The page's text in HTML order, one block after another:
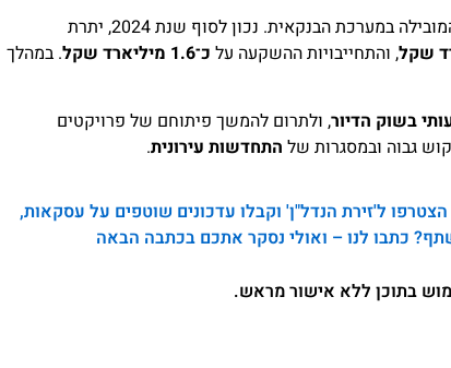
היא זרוע ההשקעות הריאליות הגדולה והמובילה במערכת הבנקאית. נכון לסוף שנת 2024, יתרת
, והתחייבויות ההשקעה על כ־1.6 מיליארד שקל
. במהלך
בשוק הדיור, ולתרום להמשך פיתוחם של פרויקטים
גבוה ובמסגרות של התחדשות עירונית.
ל'זירת הנדל"ן' וקבלו עדכונים שוטפים על עסקאות,
כתבו לנו – ואולי נסקר אתכם בכתבה הבאה
בתוכן ללא אישור מראש.